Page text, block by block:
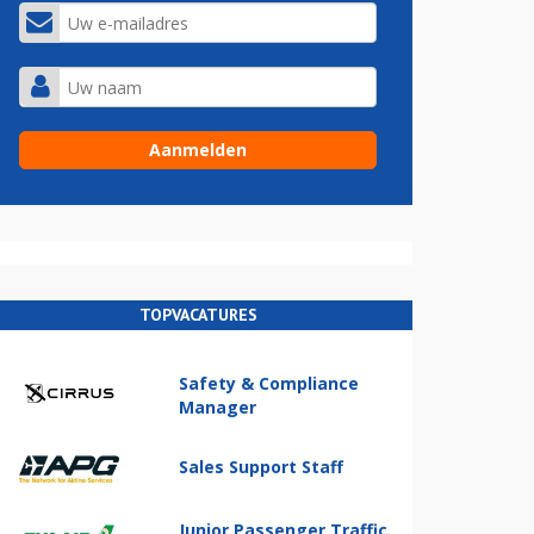
TOPVACATURES
Safety & Compliance
Manager
Sales Support Staff